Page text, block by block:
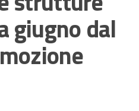
giugno dal